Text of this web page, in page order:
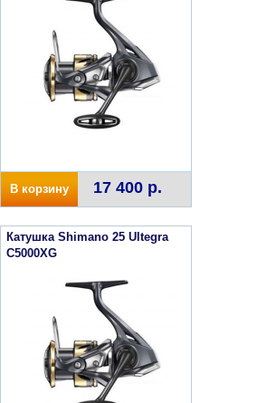
В корзину 17 400 р.
Катушка Shimano 25 Ultegra
C5000XG